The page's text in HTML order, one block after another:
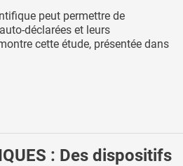
peut permettre de
déclarées et leurs
cette étude, présentée dans
: Des dispositifs